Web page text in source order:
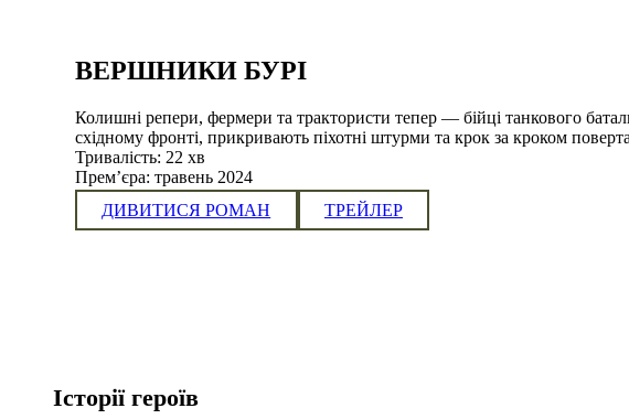
ВЕРШНИКИ БУРІ
Колишні репери, фермери та трактористи тепер — бійці танкового
східному фронті, прикривають піхотні штурми та крок за кроком
Тривалість: 22 хв
Премʼєра: травень 2024
ДИВИТИСЯ РОМАН
ТРЕЙЛЕР
Історії героїв